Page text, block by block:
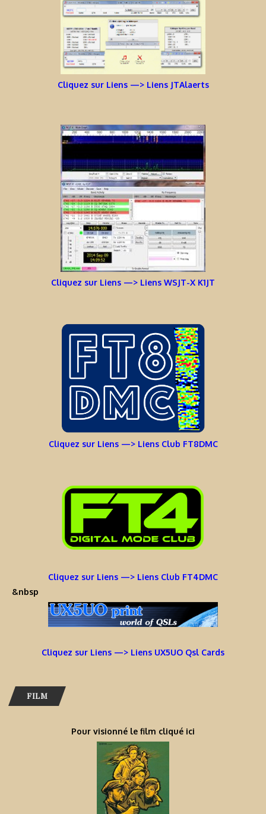
Cliquez sur Liens —> Liens JTAlaerts
Cliquez sur Liens —> Liens WSJT-X K1JT
Cliquez sur Liens —> Liens Club FT8DMC
Cliquez sur Liens —> Liens Club FT4DMC
&nbsp
Cliquez sur Liens —> Liens UX5UO Qsl Cards
FILM
Pour visionné le film cliqué ici